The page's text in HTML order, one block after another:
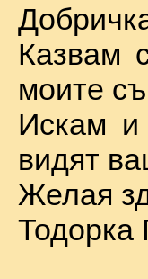
Казвам
моите
Искам
видят
Желая
Тодорка